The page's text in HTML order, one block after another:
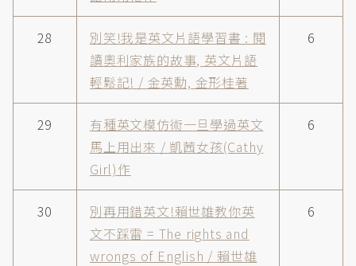
28
別笑!我是英文片語學習書 : 閱
讀奧利家族的故事, 英文片語
輕鬆記! / 金英勳, 金形桂著
6
29
有種英文模仿術一旦學過英文
馬上用出來 / 凱茜女孩(Cathy
Girl)作
6
30
別再用錯英文!賴世雄教你英
文不踩雷 = The rights and
wrongs of English / 賴世雄
6